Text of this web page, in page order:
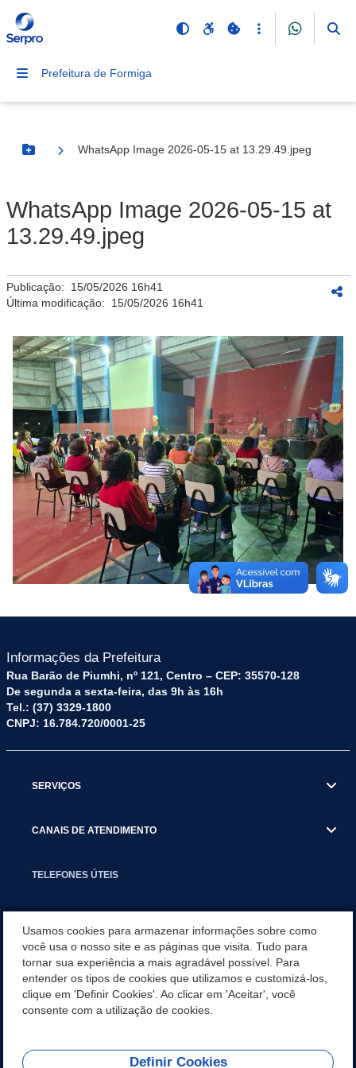
Prefeitura de Formiga
Botão Menu
WhatsApp Image 2026-05-15 at 13.29.49.jpeg
WhatsApp Image 2026-05-15 at
13.29.49.jpeg
Publicação: 15/05/2026 16h41
Última modificação: 15/05/2026 16h41
Informações da Prefeitura
Rua Barão de Piumhi, nº 121, Centro – CEP: 35570-128
De segunda a sexta-feira, das 9h às 16h
Tel.: (37) 3329-1800
CNPJ: 16.784.720/0001-25
SERVIÇOS
CANAIS DE ATENDIMENTO
TELEFONES ÚTEIS
NOTÍCIAS
APLICATIVO
Usamos cookies para armazenar informações sobre como
você usa o nosso site e as páginas que visita. Tudo para
tornar sua experiência a mais agradável possível. Para
entender os tipos de cookies que utilizamos e customizá-los,
clique em 'Definir Cookies'. Ao clicar em 'Aceitar', você
consente com a utilização de cookies.
Definir Cookies